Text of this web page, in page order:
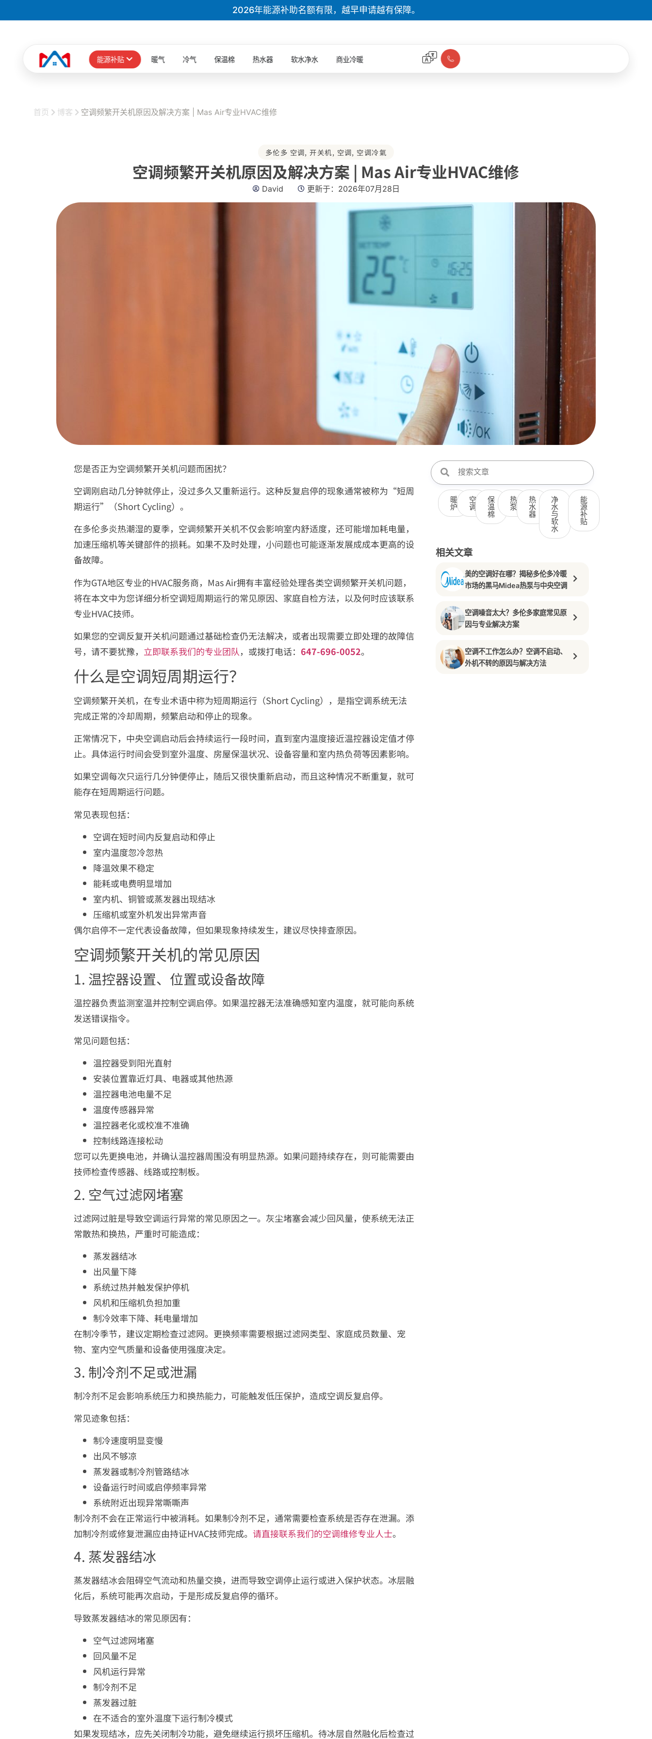
2026年能源补助名额有限，越早申请越有保障。
能源补贴 暖气 冷气 保温棉 热水器 软水净水 商业冷暖
首页 博客 空调频繁开关机原因及解决方案 | Mas Air专业HVAC维修
多伦多 空调,开关机, 空调, 空调冷氣
空调频繁开关机原因及解决方案 | Mas Air专业HVAC维修
David 更新于： 2026年07月28日
您是否正为空调频繁开关机问题而困扰？
空调刚启动几分钟就停止，没过多久又重新运行。这种反复启停的现象通常被称为“短周
期运行”（Short Cycling）。
在多伦多炎热潮湿的夏季，空调频繁开关机不仅会影响室内舒适度，还可能增加耗电量，
加速压缩机等关键部件的损耗。如果不及时处理，小问题也可能逐渐发展成成本更高的设
备故障。
作为GTA地区专业的HVAC服务商，Mas Air拥有丰富经验处理各类空调频繁开关机问题，
将在本文中为您详细分析空调短周期运行的常见原因、家庭自检方法，以及何时应该联系
专业HVAC技师。
如果您的空调反复开关机问题通过基础检查仍无法解决，或者出现需要立即处理的故障信
号，请不要犹豫， 立即联系我们的专业团队，或拨打电话： 647-696-0052。
什么是空调短周期运行？
空调频繁开关机，在专业术语中称为短周期运行（Short Cycling），是指空调系统无法
完成正常的冷却周期，频繁启动和停止的现象。
正常情况下，中央空调启动后会持续运行一段时间，直到室内温度接近温控器设定值才停
止。具体运行时间会受到室外温度、房屋保温状况、设备容量和室内热负荷等因素影响。
如果空调每次只运行几分钟便停止，随后又很快重新启动，而且这种情况不断重复，就可
能存在短周期运行问题。
常见表现包括：
空调在短时间内反复启动和停止
室内温度忽冷忽热
降温效果不稳定
能耗或电费明显增加
室内机、铜管或蒸发器出现结冰
压缩机或室外机发出异常声音
偶尔启停不一定代表设备故障，但如果现象持续发生，建议尽快排查原因。
空调频繁开关机的常见原因
1. 温控器设置、位置或设备故障
温控器负责监测室温并控制空调启停。如果温控器无法准确感知室内温度，就可能向系统
发送错误指令。
常见问题包括：
温控器受到阳光直射
安装位置靠近灯具、电器或其他热源
温控器电池电量不足
温度传感器异常
温控器老化或校准不准确
控制线路连接松动
您可以先更换电池，并确认温控器周围没有明显热源。如果问题持续存在，则可能需要由
技师检查传感器、线路或控制板。
2. 空气过滤网堵塞
过滤网过脏是导致空调运行异常的常见原因之一。灰尘堵塞会减少回风量，使系统无法正
常散热和换热，严重时可能造成：
蒸发器结冰
出风量下降
系统过热并触发保护停机
风机和压缩机负担加重
制冷效率下降、耗电量增加
在制冷季节，建议定期检查过滤网。更换频率需要根据过滤网类型、家庭成员数量、宠
物、室内空气质量和设备使用强度决定。
3. 制冷剂不足或泄漏
制冷剂不足会影响系统压力和换热能力，可能触发低压保护，造成空调反复启停。
常见迹象包括：
制冷速度明显变慢
出风不够凉
蒸发器或制冷剂管路结冰
设备运行时间或启停频率异常
系统附近出现异常嘶嘶声
制冷剂不会在正常运行中被消耗。如果制冷剂不足，通常需要检查系统是否存在泄漏。添
加制冷剂或修复泄漏应由持证HVAC技师完成。 请直接联系我们的空调维修专业人士。
4. 蒸发器结冰
蒸发器结冰会阻碍空气流动和热量交换，进而导致空调停止运行或进入保护状态。冰层融
化后，系统可能再次启动，于是形成反复启停的循环。
导致蒸发器结冰的常见原因有：
空气过滤网堵塞
回风量不足
风机运行异常
制冷剂不足
蒸发器过脏
在不适合的室外温度下运行制冷模式
如果发现结冰，应先关闭制冷功能，避免继续运行损坏压缩机。待冰层自然融化后检查过
暖
炉
空
调
保
温
棉
热
泵
热
水
器
净
水
与
软
水
能
源
补
贴
相关文章
美的空调好在哪？揭秘多伦多冷暖
市场的黑马Midea热泵与中央空调
空调噪音太大？多伦多家庭常见原
因与专业解决方案
空调不工作怎么办？空调不启动、
外机不转的原因与解决方法